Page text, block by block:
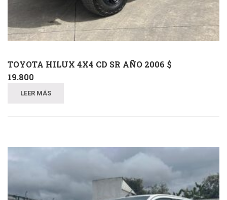
TOYOTA HILUX 4X4 CD SR AÑO 2006 $
19.800
LEER MÁS